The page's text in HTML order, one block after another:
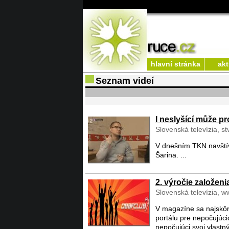
hlavní stránka
Seznam videí
I neslyšící může
Slovenská televízia,
V dnešním TKN
Šarina. ...
2. výročie
Slovenská televízia,
V magazíne sa
portálu pre
nepočujúci svoj